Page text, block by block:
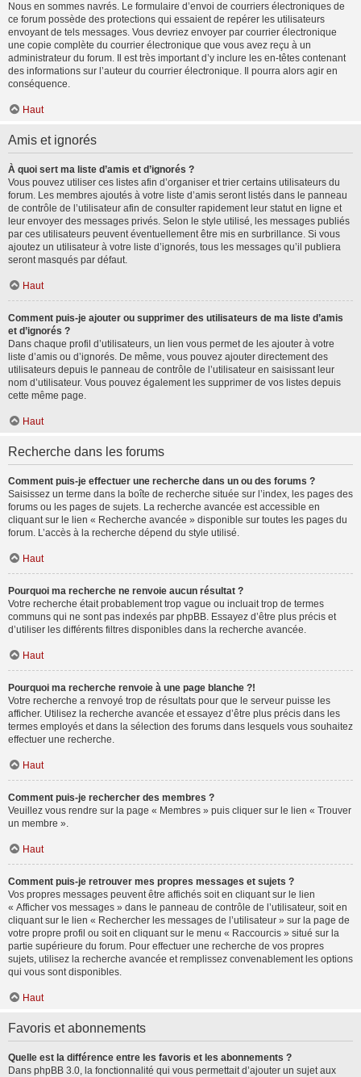
Nous en sommes navrés. Le formulaire d’envoi de courriers électroniques de
ce forum possède des protections qui essaient de repérer les utilisateurs
envoyant de tels messages. Vous devriez envoyer par courrier électronique
une copie complète du courrier électronique que vous avez reçu à un
administrateur du forum. Il est très important d’y inclure les en-têtes contenant
des informations sur l’auteur du courrier électronique. Il pourra alors agir en
conséquence.
Haut
Amis et ignorés
À quoi sert ma liste d’amis et d’ignorés ?
Vous pouvez utiliser ces listes afin d’organiser et trier certains utilisateurs du
forum. Les membres ajoutés à votre liste d’amis seront listés dans le panneau
de contrôle de l’utilisateur afin de consulter rapidement leur statut en ligne et
leur envoyer des messages privés. Selon le style utilisé, les messages publiés
par ces utilisateurs peuvent éventuellement être mis en surbrillance. Si vous
ajoutez un utilisateur à votre liste d’ignorés, tous les messages qu’il publiera
seront masqués par défaut.
Haut
Comment puis-je ajouter ou supprimer des utilisateurs de ma liste d’amis
et d’ignorés ?
Dans chaque profil d’utilisateurs, un lien vous permet de les ajouter à votre
liste d’amis ou d’ignorés. De même, vous pouvez ajouter directement des
utilisateurs depuis le panneau de contrôle de l’utilisateur en saisissant leur
nom d’utilisateur. Vous pouvez également les supprimer de vos listes depuis
cette même page.
Haut
Recherche dans les forums
Comment puis-je effectuer une recherche dans un ou des forums ?
Saisissez un terme dans la boîte de recherche située sur l’index, les pages des
forums ou les pages de sujets. La recherche avancée est accessible en
cliquant sur le lien « Recherche avancée » disponible sur toutes les pages du
forum. L’accès à la recherche dépend du style utilisé.
Haut
Pourquoi ma recherche ne renvoie aucun résultat ?
Votre recherche était probablement trop vague ou incluait trop de termes
communs qui ne sont pas indexés par phpBB. Essayez d’être plus précis et
d’utiliser les différents filtres disponibles dans la recherche avancée.
Haut
Pourquoi ma recherche renvoie à une page blanche ?!
Votre recherche a renvoyé trop de résultats pour que le serveur puisse les
afficher. Utilisez la recherche avancée et essayez d’être plus précis dans les
termes employés et dans la sélection des forums dans lesquels vous souhaitez
effectuer une recherche.
Haut
Comment puis-je rechercher des membres ?
Veuillez vous rendre sur la page « Membres » puis cliquer sur le lien « Trouver
un membre ».
Haut
Comment puis-je retrouver mes propres messages et sujets ?
Vos propres messages peuvent être affichés soit en cliquant sur le lien
« Afficher vos messages » dans le panneau de contrôle de l’utilisateur, soit en
cliquant sur le lien « Rechercher les messages de l’utilisateur » sur la page de
votre propre profil ou soit en cliquant sur le menu « Raccourcis » situé sur la
partie supérieure du forum. Pour effectuer une recherche de vos propres
sujets, utilisez la recherche avancée et remplissez convenablement les options
qui vous sont disponibles.
Haut
Favoris et abonnements
Quelle est la différence entre les favoris et les abonnements ?
Dans phpBB 3.0, la fonctionnalité qui vous permettait d’ajouter un sujet aux